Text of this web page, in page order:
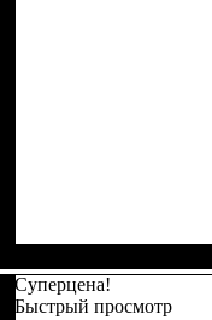
Суперцена!
Быстрый просмотр